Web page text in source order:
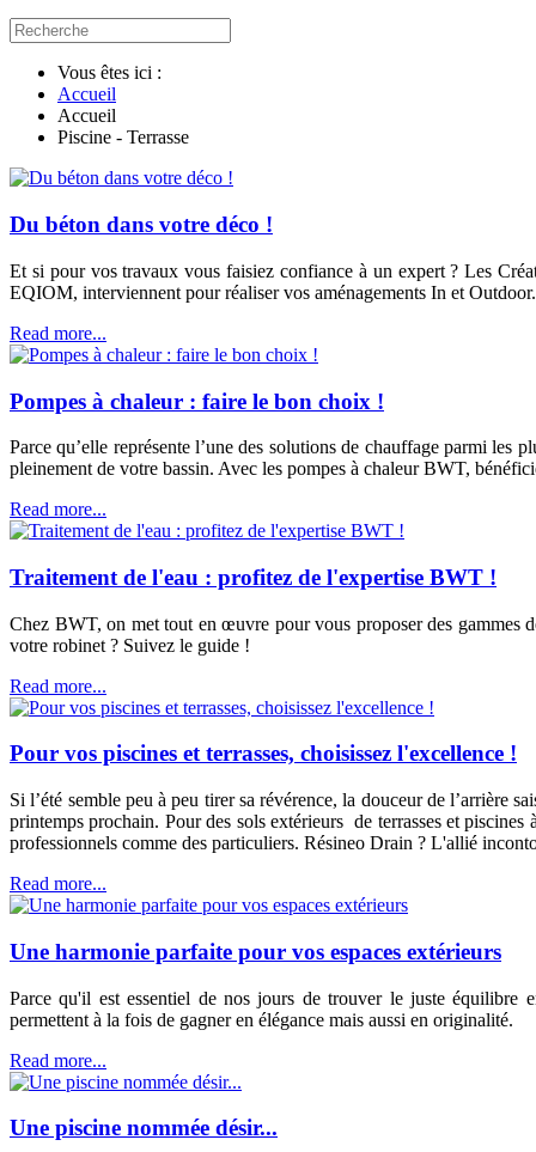
Vous êtes ici :
Accueil
Accueil
Piscine - Terrasse
Du béton dans votre déco !
Et si pour vos travaux vous faisiez confiance à un expert ? Les
EQIOM, interviennent pour réaliser vos aménagements In et
Read more...
Pompes à chaleur : faire le bon choix !
Parce qu’elle représente l’une des solutions de chauffage parmi
pleinement de votre bassin. Avec les pompes à chaleur BWT,
Read more...
Traitement de l'eau : profitez de l'expertise BWT !
Chez BWT, on met tout en œuvre pour vous proposer des gammes
votre robinet ? Suivez le guide !
Read more...
Pour vos piscines et terrasses, choisissez l'excellence !
Si l’été semble peu à peu tirer sa révérence, la douceur de l’arrière
printemps prochain. Pour des sols extérieurs de terrasses et
professionnels comme des particuliers. Résineo Drain ? L'allié
Read more...
Une harmonie parfaite pour vos espaces extérieurs
Parce qu'il est essentiel de nos jours de trouver le juste équilibre
permettent à la fois de gagner en élégance mais aussi en originalité.
Read more...
Une piscine nommée désir...